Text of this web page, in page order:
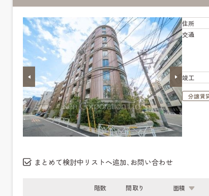
住所
交通
竣工
分譲賃
まとめて検討中リストへ追加､お問い合わせ
階数 間取り 面積